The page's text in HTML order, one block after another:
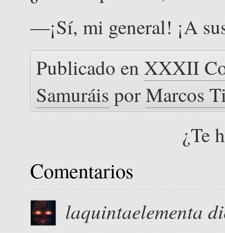
—¡Sí, mi general! ¡A
Publicado en XXXII
Samuráis porMarcos
¿Te
Comentarios
laquintaelementa